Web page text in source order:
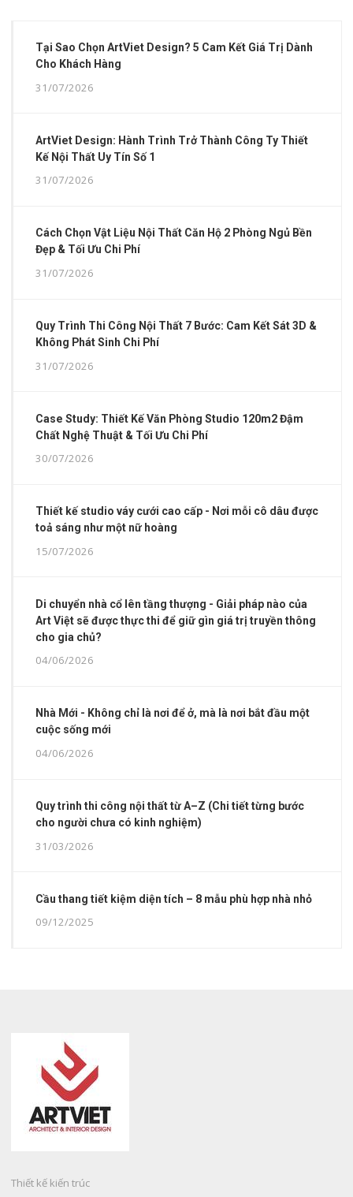
Tại Sao Chọn ArtViet Design? 5 Cam Kết Giá Trị Dành
Cho Khách Hàng
31/07/2026
ArtViet Design: Hành Trình Trở Thành Công Ty Thiết
Kế Nội Thất Uy Tín Số 1
31/07/2026
Cách Chọn Vật Liệu Nội Thất Căn Hộ 2 Phòng Ngủ Bền
Đẹp & Tối Ưu Chi Phí
31/07/2026
Quy Trình Thi Công Nội Thất 7 Bước: Cam Kết Sát 3D &
Không Phát Sinh Chi Phí
31/07/2026
Case Study: Thiết Kế Văn Phòng Studio 120m2 Đậm
Chất Nghệ Thuật & Tối Ưu Chi Phí
30/07/2026
Thiết kế studio váy cưới cao cấp - Nơi mỗi cô dâu được
toả sáng như một nữ hoàng
15/07/2026
Di chuyển nhà cổ lên tầng thượng - Giải pháp nào của
Art Việt sẽ được thực thi để giữ gìn giá trị truyền thông
cho gia chủ?
04/06/2026
Nhà Mới - Không chỉ là nơi để ở, mà là nơi bắt đầu một
cuộc sống mới
04/06/2026
Quy trình thi công nội thất từ A–Z (Chi tiết từng bước
cho người chưa có kinh nghiệm)
31/03/2026
Cầu thang tiết kiệm diện tích – 8 mẫu phù hợp nhà nhỏ
09/12/2025
Thiết kế kiến trúc